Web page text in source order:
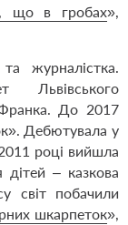
що в гробах»,
журналістка.
Львівського
Франка. До 2017
Дебютувала у
році вийшла
– казкова
світ побачили
шкарпеток»,